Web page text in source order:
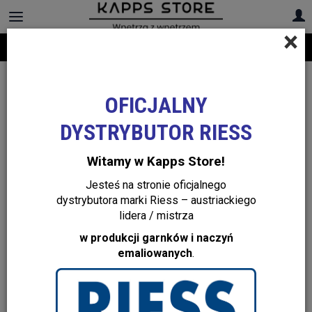
+48 22 299 19 84
×
OFICJALNY
DYSTRYBUTOR RIESS
Witamy w Kapps Store!
Jesteś na stronie oficjalnego
dystrybutora marki Riess – austriackiego
lidera / mistrza
w produkcji garnków i naczyń
emaliowanych.